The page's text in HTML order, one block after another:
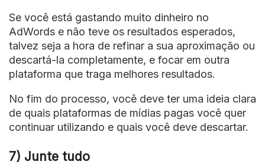
Se você está gastando muito dinheiro no
AdWords e não teve os resultados esperados,
talvez seja a hora de refinar a sua aproximação ou
descartá-la completamente, e focar em outra
plataforma que traga melhores resultados.
No fim do processo, você deve ter uma ideia clara
de quais plataformas de mídias pagas você quer
continuar utilizando e quais você deve descartar.
7) Junte tudo